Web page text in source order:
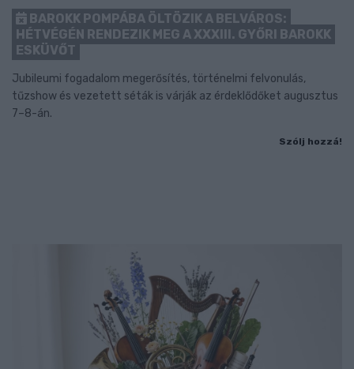
BAROKK POMPÁBA ÖLTÖZIK A BELVÁROS:
HÉTVÉGÉN RENDEZIK MEG A XXXIII. GYŐRI BAROKK
ESKÜVŐT
Jubileumi fogadalom megerősítés, történelmi felvonulás,
tűzshow és vezetett séták is várják az érdeklődőket augusztus
7–8-án.
Szólj hozzá!